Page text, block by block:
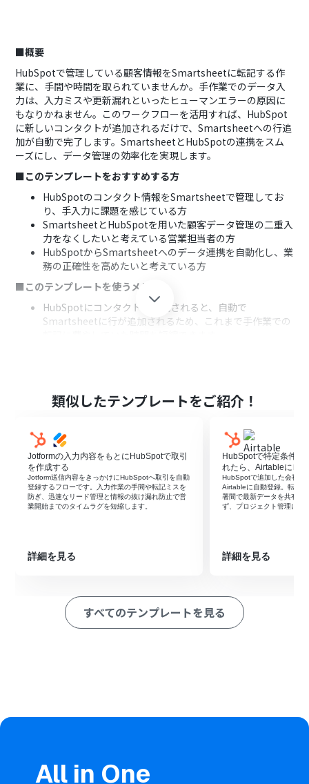
■概要
HubSpotで管理している顧客情報をSmartsheetに転記する作
業に、手間や時間を取られていませんか。手作業でのデータ入
力は、入力ミスや更新漏れといったヒューマンエラーの原因に
もなりかねません。このワークフローを活用すれば、HubSpot
に新しいコンタクトが追加されるだけで、Smartsheetへの行追
加が自動で完了します。SmartsheetとHubSpotの連携をスム
ーズにし、データ管理の効率化を実現します。
■このテンプレートをおすすめする方
HubSpotのコンタクト情報をSmartsheetで管理してお
り、手入力に課題を感じている方
SmartsheetとHubSpotを用いた顧客データ管理の二重入
力をなくしたいと考えている営業担当者の方
HubSpotからSmartsheetへのデータ連携を自動化し、業
務の正確性を高めたいと考えている方
■このテンプレートを使うメリット
HubSpotにコンタクトが作成されると、自動で
Smartsheetに行が追加されるため、これまで手作業での
■フローボットの流れ
次に、トリガーでHubSpotを選択し、「新しいコンタク
トが作成されたら」というアクションを設定します
最後に、オペレーションでSmartsheetを選択し、「行を
追加」アクションを設定します。この設定で、トリガーで
取得したHubSpotのコンタクト情報をSmartsheetに追加
するよう指定します
ション
行を追加するかを任意で設定してください
HubSpotから取得した情報のうち、Smartsheetのどの列
にどの情報を追加するかを任意でマッピングしてくださ
ださい。
ください。
類似したテンプレートをご紹介！
Jotformの入力内容をもとにHubSpotで取引
を作成する
Jotform送信内容をきっかけにHubSpotへ取引を自動
登録するフローです。入力作業の手間や転記ミスを
防ぎ、迅速なリード管理と情報の抜け漏れ防止で営
業開始までのタイムラグを短縮します。
詳細を見る
HubSpotで特定条件の
れたら、Airtableにレ
HubSpotで追加した会社情
Airtableに自動登録。転記
署間で最新データを共有し
ず、プロジェクト管理にも
詳細を見る
すべてのテンプレートを見る
All in One